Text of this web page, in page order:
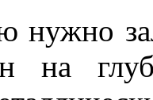
на